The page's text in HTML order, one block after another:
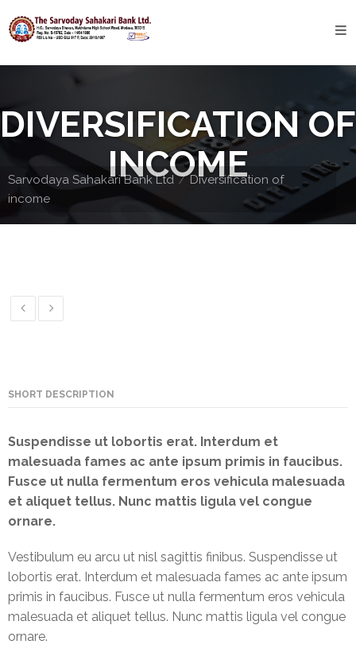
DIVERSIFICATION OF
INCOME
Sarvodaya Sahakari Bank Ltd
Diversification of
income
SHORT DESCRIPTION
Suspendisse ut lobortis erat. Interdum et
malesuada fames ac ante ipsum primis in faucibus.
Fusce ut nulla fermentum eros vehicula malesuada
et aliquet tellus. Nunc mattis ligula vel congue
ornare.
Vestibulum eu arcu ut nisl sagittis finibus. Suspendisse ut
lobortis erat. Interdum et malesuada fames ac ante ipsum
primis in faucibus. Fusce ut nulla fermentum eros vehicula
malesuada et aliquet tellus. Nunc mattis ligula vel congue
ornare.
Home
Bank
Profile
Bank
History
Privacy
RTGS
Alerts
Missed
Call
Alerts
Stamp
Franking
Bills
Collection